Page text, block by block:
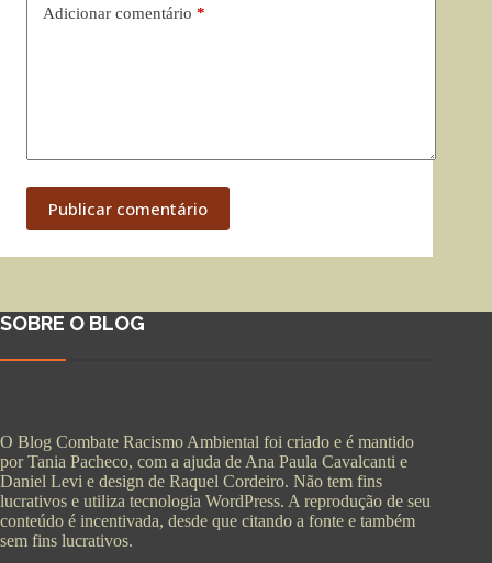
Adicionar comentário *
Publicar comentário
SOBRE O BLOG
O Blog Combate Racismo Ambiental foi criado e é mantido
por Tania Pacheco, com a ajuda de Ana Paula Cavalcanti e
Daniel Levi e design de Raquel Cordeiro. Não tem fins
lucrativos e utiliza tecnologia WordPress. A reprodução de seu
conteúdo é incentivada, desde que citando a fonte e também
sem fins lucrativos.